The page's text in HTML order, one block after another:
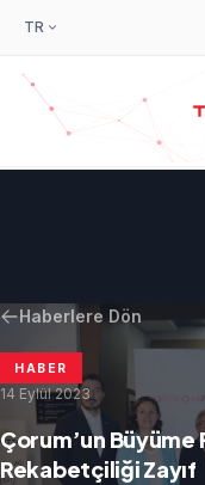
TR
Haberlere Dön
HABER
14 Eylül 2023
Çorum’un Büyüme
Rekabetçiliği Zayıf